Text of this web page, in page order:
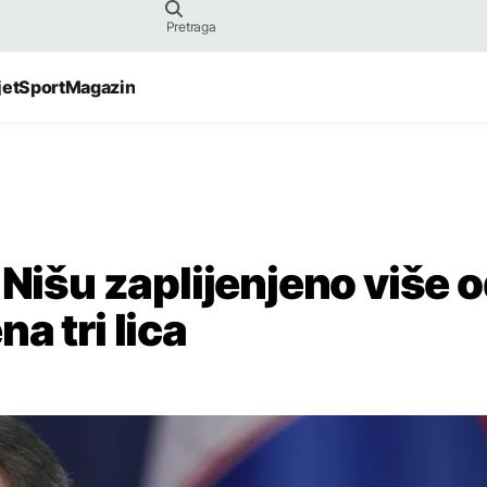
SportMagazin
zaplijenjeno više
tri lica